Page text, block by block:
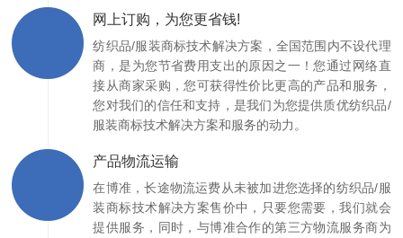
网上订购，为您更省钱!
纺织品/服装商标技术解决方案，全国范围内不设代理
商，是为您节省费用支出的原因之一！您通过网络直
接从商家采购，您可获得性价比更高的产品和服务，
您对我们的信任和支持，是我们为您提供质优纺织品/
服装商标技术解决方案和服务的动力。
产品物流运输
在博准，长途物流运费从未被加进您选择的纺织品/服
装商标技术解决方案售价中，只要您需要，我们就会
提供服务，同时，与博准合作的第三方物流服务商为